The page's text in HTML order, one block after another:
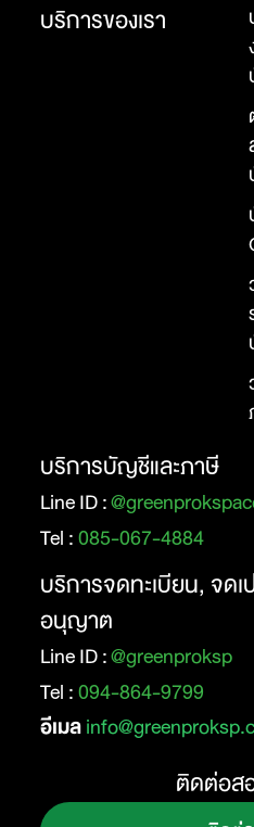
บริการของเรา
บริการบัญชีและภาษี
Line ID :
Tel :085-067-4884
บริการจดทะเบียน, จด
อนุญาต
Line ID :@greenproksp
Tel :094-864-9799
อีเมล
ติดต่อส